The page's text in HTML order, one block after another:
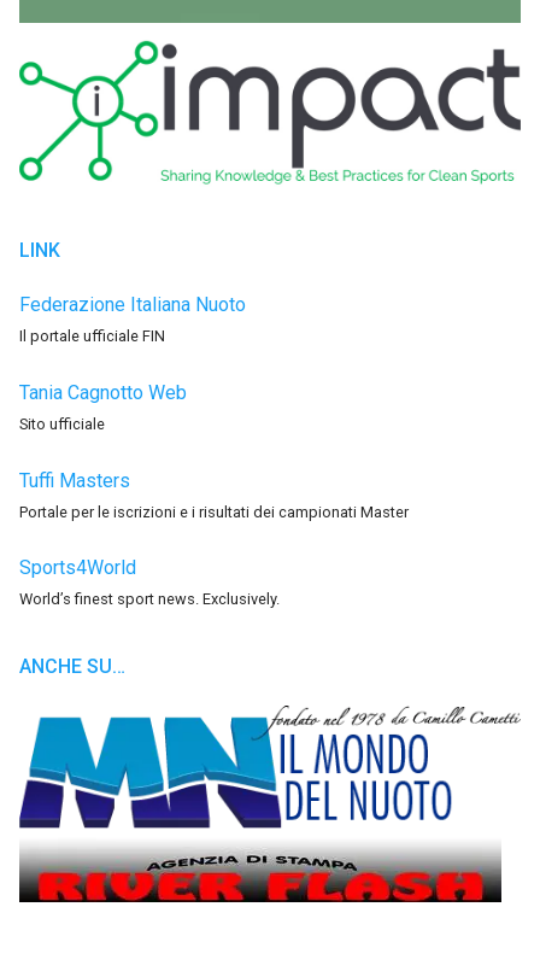
LINK
Federazione Italiana Nuoto
Il portale ufficiale FIN
Tania Cagnotto Web
Sito ufficiale
Tuffi Masters
Portale per le iscrizioni e i risultati dei campionati Master
Sports4World
World’s finest sport news. Exclusively.
ANCHE SU…